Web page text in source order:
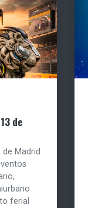
de
Madrid
ferial